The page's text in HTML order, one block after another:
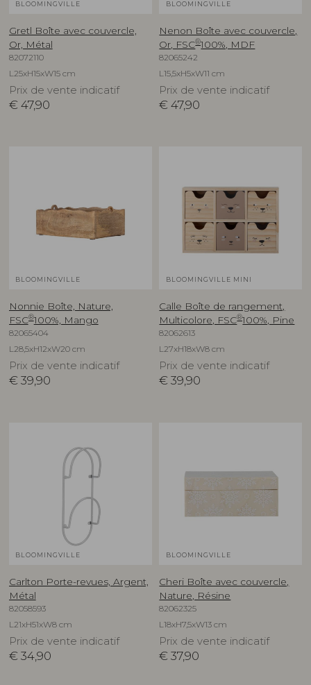
BLOOMINGVILLE
Gretl Boîte avec couvercle,
Or, Métal
82072110
L25xH15xW15 cm
Prix de vente indicatif
€ 47,90
BLOOMINGVILLE
Nenon Boîte avec couvercle,
Or, FSC®100%, MDF
82065242
L15,5xH5xW11 cm
Prix de vente indicatif
€ 47,90
BLOOMINGVILLE
Nonnie Boîte, Nature,
FSC®100%, Mango
82065404
L28,5xH12xW20 cm
Prix de vente indicatif
€ 39,90
BLOOMINGVILLE MINI
Calle Boîte de rangement,
Multicolore, FSC®100%, Pine
82062613
L27xH18xW8 cm
Prix de vente indicatif
€ 39,90
BLOOMINGVILLE
Carlton Porte-revues, Argent,
Métal
82058593
L21xH51xW8 cm
Prix de vente indicatif
€ 34,90
BLOOMINGVILLE
Cheri Boîte avec couvercle,
Nature, Résine
82062325
L18xH7,5xW13 cm
Prix de vente indicatif
€ 37,90